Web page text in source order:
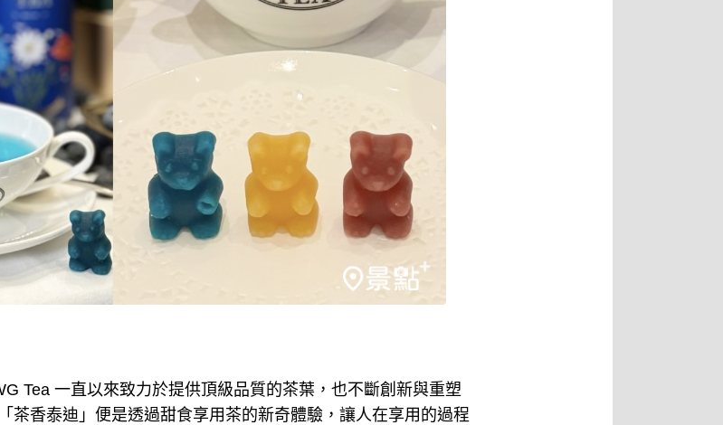
Tea 一直以來致力於提供頂級品質的茶葉，也不斷創新與重塑
茶香泰迪」便是透過甜食享用茶的新奇體驗，讓人在享用的過程